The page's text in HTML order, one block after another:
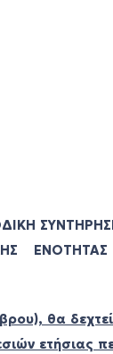
θα
ετήσιας